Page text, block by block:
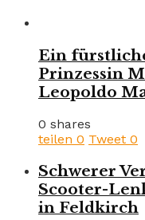
Ein
Prinzessin
Leopoldo
0 shares
teilen 0 Tweet 0
Schwerer
Scooter-
in Feldkirch